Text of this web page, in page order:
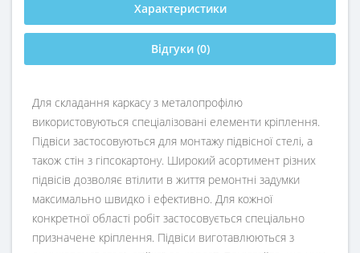
Характеристики
Відгуки (0)
Для складання каркасу з металопрофілю
використовуються спеціалізовані елементи кріплення.
Підвіси застосовуються для монтажу підвісної стелі, а
також стін з гіпсокартону. Широкий асортимент різних
підвісів дозволяє втілити в життя ремонтні задумки
максимально швидко і ефективно. Для кожної
конкретної області робіт застосовується спеціально
призначене кріплення. Підвіси виготавлюються з